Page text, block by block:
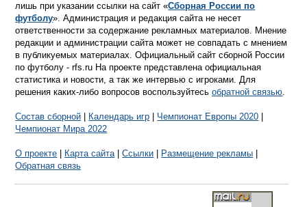
лишь при указании ссылки на сайт «Сборная России по
футболу». Администрация и редакция сайта не несет
ответственности за содержание рекламных материалов. Мнение
редакции и администрации сайта может не совпадать с мнением
в публикуемых материалах. Официальный сайт сборной России
по футболу - rfs.ru На проекте представлена официальная
статистика и новости, а так же интервью с игроками. Для
решения каких-либо вопросов воспользуйтесьобратной связью.
Состав сборной Календарь игр Чемпионат Европы 2020
Чемпионат Мира 2022
О проекте Карта сайта|Ссылки Размещение рекламы
Обратная связь